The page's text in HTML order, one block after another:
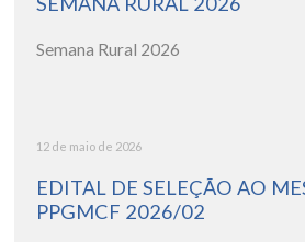
Semana Rural 2026
12 de maio de 2026
EDITAL DE SELEÇÃO AO
PPGMCF 2026/02